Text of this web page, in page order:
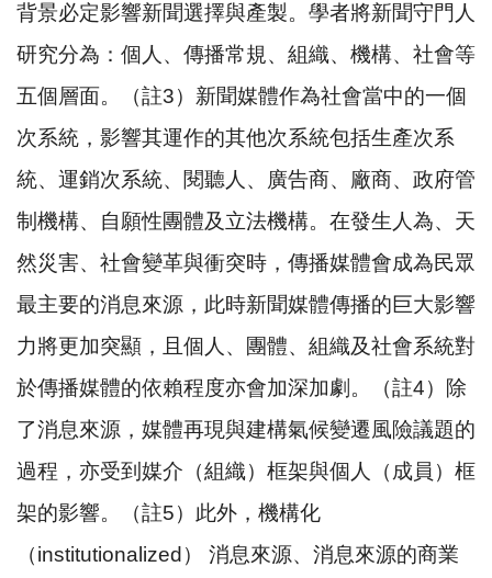
背景必定影響新聞選擇與產製。學者將新聞守門人
研究分為：個人、傳播常規、組織、機構、社會等
五個層面。（註3）新聞媒體作為社會當中的一個
次系統，影響其運作的其他次系統包括生產次系
統、運銷次系統、閱聽人、廣告商、廠商、政府管
制機構、自願性團體及立法機構。在發生人為、天
然災害、社會變革與衝突時，傳播媒體會成為民眾
最主要的消息來源，此時新聞媒體傳播的巨大影響
力將更加突顯，且個人、團體、組織及社會系統對
於傳播媒體的依賴程度亦會加深加劇。（註4）除
了消息來源，媒體再現與建構氣候變遷風險議題的
過程，亦受到媒介（組織）框架與個人（成員）框
架的影響。（註5）此外，機構化
（institutionalized ）
消息來源、消息來源的商業